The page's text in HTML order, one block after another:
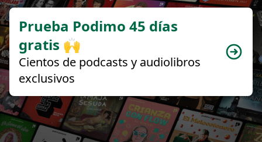
Prueba Podimo 45 días
gratis 🙌
Cientos de podcasts y audiolibros
exclusivos